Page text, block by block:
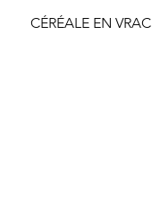
CÉRÉALE EN VRAC